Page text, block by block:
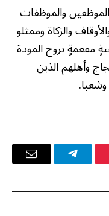
والموظفات
والزكاة وممثلو
مفعمةٍ بروح المودة
وأهلهم الذين
تيلقرام
البريد